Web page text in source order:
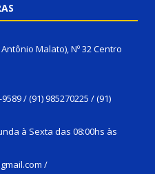
Malato), Nº 32 Centro
/ (91) 985270225 / (91)
à Sexta das 08:00hs às
/